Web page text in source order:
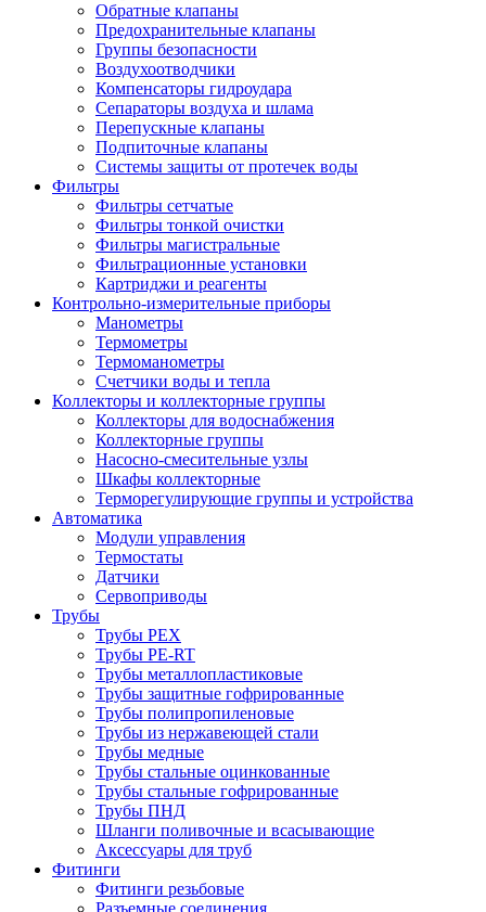
Обратные клапаны
Предохранительные клапаны
Группы безопасности
Воздухоотводчики
Компенсаторы гидроудара
Сепараторы воздуха и шлама
Перепускные клапаны
Подпиточные клапаны
Системы защиты от протечек воды
Фильтры
Фильтры сетчатые
Фильтры тонкой очистки
Фильтры магистральные
Фильтрационные установки
Картриджи и реагенты
Контрольно-измерительные приборы
Манометры
Термометры
Термоманометры
Счетчики воды и тепла
Коллекторы и коллекторные группы
Коллекторы для водоснабжения
Коллекторные группы
Насосно-смесительные узлы
Шкафы коллекторные
Терморегулирующие группы и устройства
Автоматика
Модули управления
Термостаты
Датчики
Сервоприводы
Трубы
Трубы PEX
Трубы PE-RT
Трубы металлопластиковые
Трубы защитные гофрированные
Трубы полипропиленовые
Трубы из нержавеющей стали
Трубы медные
Трубы стальные оцинкованные
Трубы стальные гофрированные
Трубы ПНД
Шланги поливочные и всасывающие
Аксессуары для труб
Фитинги
Фитинги резьбовые